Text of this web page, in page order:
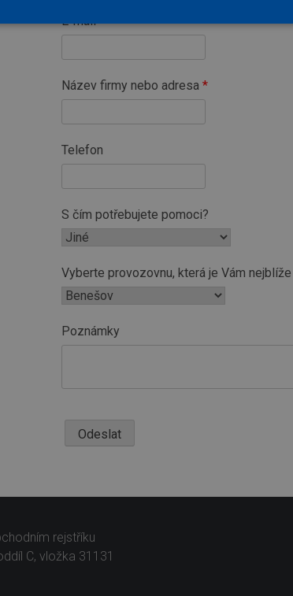
E-mail
Název firmy nebo adresa
Telefon
S čím potřebujete pomoci?
Vyberte provozovnu, která je Vám nejblíže
Poznámky
Odeslat
rejstříku
C, vložka 31131